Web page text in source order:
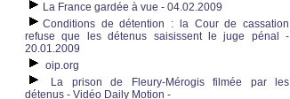
La France gardée à vue - 04.02.2009
Conditions de détention : la Cour de cassation
refuse que les détenus saisissent le juge pénal -
20.01.2009
oip.org
La prison de Fleury-Mérogis filmée par les
détenus - Vidéo Daily Motion -